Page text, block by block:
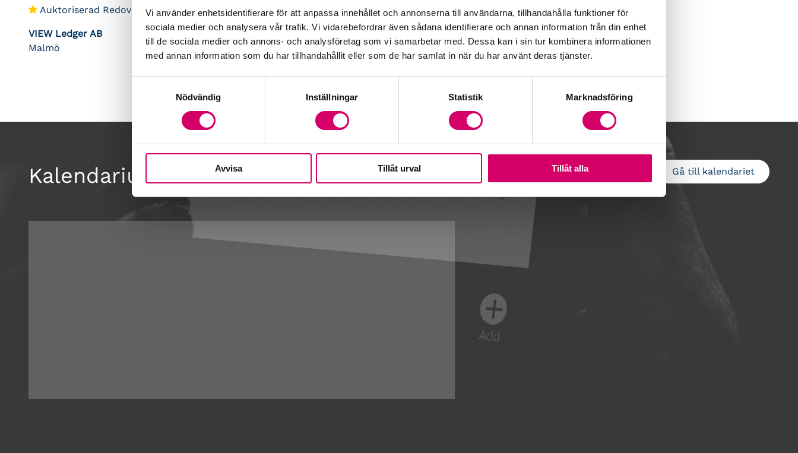
Vi använder enhetsidentifierare för att anpassa innehållet och annonserna till användarna, tillhandahålla funktioner för
sociala medier och analysera vår trafik. Vi vidarebefordrar även sådana identifierare och annan information från din enhet
till de sociala medier och annons- och analysföretag som vi samarbetar med. Dessa kan i sin tur kombinera informationen
med annan information som du har tillhandahållit eller som de har samlat in när du har använt deras tjänster.
Nödvändig
Inställningar Statistik Marknadsföring
Avvisa Tillåt urval Tillåt alla
Auktoriserad Redovisningskonsult
VIEW Ledger AB
Malmö
Kalendarium Gå till kalendariet
Lägg till i kalender